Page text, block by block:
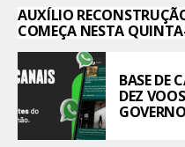
AUXÍLIO
COMEÇA NESTA
BASE DE
DEZ
GOVERNO